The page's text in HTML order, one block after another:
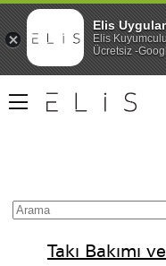
Takı Bakımı
Elis
Elis
Ücretsiz -